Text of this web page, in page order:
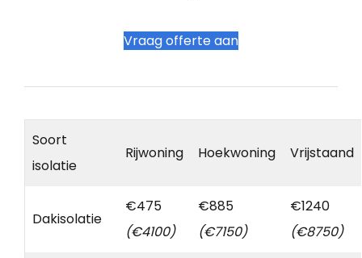
Vraag offerte aan
Soort
isolatie
Rijwoning Hoekwoning Vrijstaand
Dakisolatie
€475
(€4100)
€885
(€7150)
€1240
(€8750)